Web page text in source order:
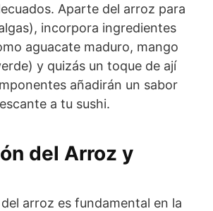
Aparte del arroz para
incorpora ingredientes
aguacate maduro, mango
y quizás un toque de ají
añadirán un sabor
a tu sushi.
del Arroz y
arroz es fundamental en la